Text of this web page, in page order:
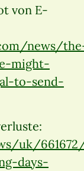
von E-
news/
might-
to-send-
uk/
days-